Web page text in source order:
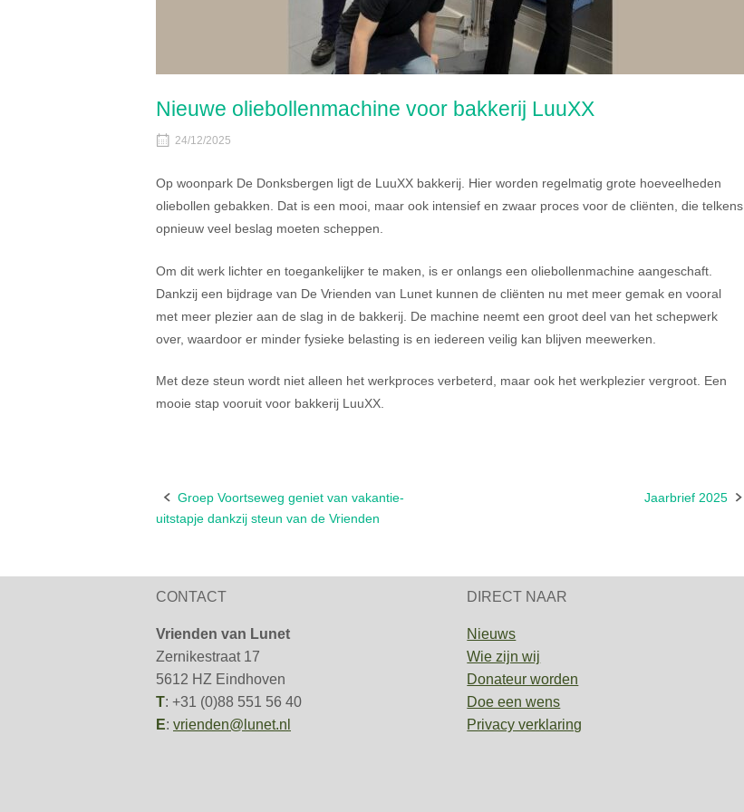
Nieuwe oliebollenmachine voor bakkerij LuuXX
24/12/2025
Op woonpark De Donksbergen ligt de LuuXX bakkerij. Hier worden regelmatig grote hoeveelheden
oliebollen gebakken. Dat is een mooi, maar ook intensief en zwaar proces voor de cliënten, die telkens
opnieuw veel beslag moeten scheppen.
Om dit werk lichter en toegankelijker te maken, is er onlangs een oliebollenmachine aangeschaft.
Dankzij een bijdrage van De Vrienden van Lunet kunnen de cliënten nu met meer gemak en vooral
met meer plezier aan de slag in de bakkerij. De machine neemt een groot deel van het schepwerk
over, waardoor er minder fysieke belasting is en iedereen veilig kan blijven meewerken.
Met deze steun wordt niet alleen het werkproces verbeterd, maar ook het werkplezier vergroot. Een
mooie stap vooruit voor bakkerij LuuXX.
Bericht
Groep Voortseweg geniet van vakantie-
uitstapje dankzij steun van de Vrienden
Jaarbrief 2025
CONTACT
Vrienden van Lunet
Zernikestraat 17
5612 HZ Eindhoven
T: +31 (0)88 551 56 40
E: vrienden@lunet.nl
DIRECT NAAR
Nieuws
Wie zijn wij
Donateur worden
Doe een wens
Privacy verklaring